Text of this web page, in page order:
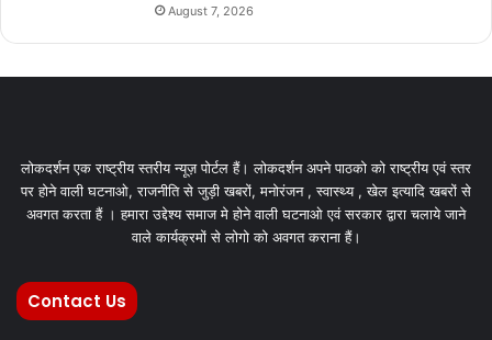
August 7, 2026
लोकदर्शन एक राष्ट्रीय स्तरीय न्यूज़ पोर्टल हैं। लोकदर्शन अपने पाठको को राष्ट्रीय एवं स्तर
पर होने वाली घटनाओ, राजनीति से जुड़ी खबरों, मनोरंजन , स्वास्थ्य , खेल इत्यादि खबरों से
अवगत करता हैं । हमारा उद्देश्य समाज मे होने वाली घटनाओ एवं सरकार द्वारा चलाये जाने
वाले कार्यक्रमों से लोगो को अवगत कराना हैं।
Contact Us